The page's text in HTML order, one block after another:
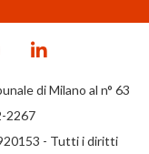
di Milano al n° 63
2267
- Tutti i diritti